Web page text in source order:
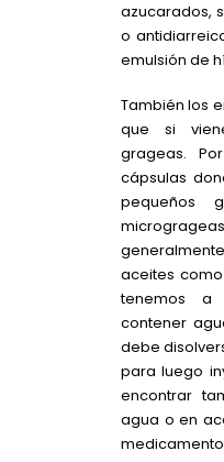
azucarados,
o
emulsión de
También los
que si
grageas.
cápsulas
pequeños
aceites como
tenemos a
contener
debe
para luego
encontrar
agua o en